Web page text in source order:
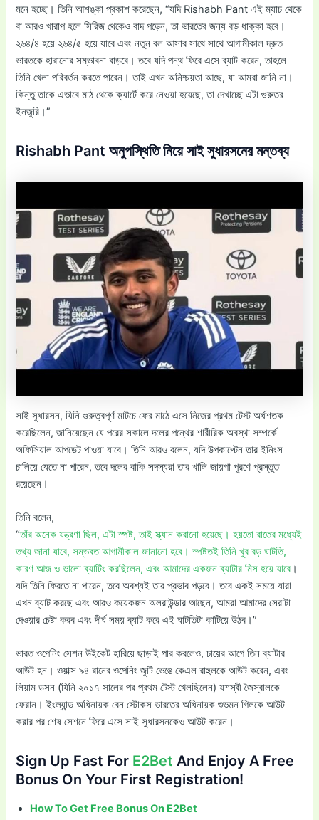
মনে হচ্ছে। তিনি আশঙ্কা প্রকাশ করেছেন, “যদি Rishabh Pant এই ম্যাচ থেকে
বা আরও খারাপ হলে সিরিজ থেকেও বাদ পড়েন, তা ভারতের জন্য বড় ধাক্কা হবে।
২৬৪/৪ হয়ে ২৬৪/৫ হয়ে যাবে এবং নতুন বল আসার সাথে সাথে আগামীকাল দ্রুত
ভারতকে হারানোর সম্ভাবনা বাড়বে। তবে যদি পন্থ ফিরে এসে ব্যাট করেন, তাহলে
তিনি খেলা পরিবর্তন করতে পারেন। তাই এখন অনিশ্চয়তা আছে, যা আমরা জানি না।
কিন্তু তাকে এভাবে মাঠ থেকে ক্যার্টে করে নেওয়া হয়েছে, তা দেখাচ্ছে এটা গুরুতর
ইনজুরি।”
Rishabh Pant অনুপস্থিতি নিয়ে সাই সুধারসনের মন্তব্য
সাই সুধারসন, যিনি গুরুত্বপূর্ণ মাটচে ফের মাঠে এসে নিজের প্রথম টেস্ট অর্ধশতক
করেছিলেন, জানিয়েছেন যে পরের সকালে দলের পন্থের শারীরিক অবস্থা সম্পর্কে
অফিসিয়াল আপডেট পাওয়া যাবে। তিনি আরও বলেন, যদি উপকাপ্টেন তার ইনিংস
চালিয়ে যেতে না পারেন, তবে দলের বাকি সদস্যরা তার খালি জায়গা পূরণে প্রস্তুত
রয়েছেন।
তিনি বলেন,
“তাঁর অনেক যন্ত্রণা ছিল, এটা স্পষ্ট, তাই স্ক্যান করানো হয়েছে। হয়তো রাতের মধ্যেই
তথ্য জানা যাবে, সম্ভবত আগামীকাল জানানো হবে। স্পষ্টতই তিনি খুব বড় ঘাটতি,
কারণ আজ ও ভালো ব্যাটিং করছিলেন, এবং আমাদের একজন ব্যাটার মিস হয়ে যাবে ।
যদি তিনি ফিরতে না পারেন, তবে অবশ্যই তার প্রভাব পড়বে। তবে একই সময়ে যারা
এখন ব্যাট করছে এবং আরও কয়েকজন অলরাউন্ডার আছেন, আমরা আমাদের সেরাটা
দেওয়ার চেষ্টা করব এবং দীর্ঘ সময় ব্যাট করে এই ঘাটতিটা কাটিয়ে উঠব।”
ভারত ওপেনিং সেশন উইকেট হারিয়ে ছাড়াই পার করলেও, চায়ের আগে তিন ব্যাটার
আউট হন। ওয়াক্স ৯৪ রানের ওপেনিং জুটি ভেঙে কেএল রাহুলকে আউট করেন, এবং
লিয়াম ডসন (যিনি ২০১৭ সালের পর প্রথম টেস্ট খেলছিলেন) যশস্বী জৈস্বালকে
ফেরান। ইংল্যান্ড অধিনায়ক বেন স্টোকস ভারতের অধিনায়ক শুভমন গিলকে আউট
করার পর শেষ সেশনে ফিরে এসে সাই সুধারসনকেও আউট করেন।
Sign Up Fast For E2Bet And Enjoy A Free
Bonus On Your First Registration!
How To Get Free Bonus On E2Bet